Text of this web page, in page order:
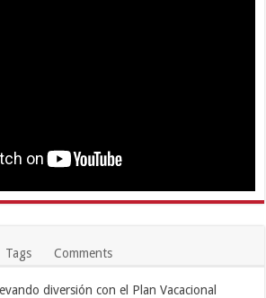
Tags Comments
diversión con el Plan Vacacional